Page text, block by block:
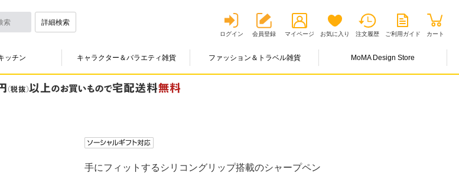
詳細検索
ログイン 会員登録 マイページ お気に入り 注文履歴 ご利用ガイド カート
ッチン キャラクター＆バラエティ雑貨 ファッション＆トラベル雑貨 MoMA Design Store
手にフィットするシリコングリップ搭載のシャープペン